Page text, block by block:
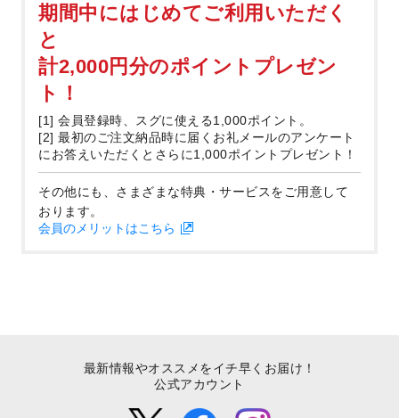
期間中にはじめてご利用いただく
と
計2,000円分のポイントプレゼン
ト！
[1] 会員登録時、スグに使える1,000ポイント。
[2] 最初のご注文納品時に届くお礼メールのアンケート
にお答えいただくとさらに1,000ポイントプレゼント！
その他にも、さまざまな特典・サービスをご用意して
おります。
会員のメリットはこちら
最新情報やオススメをイチ早くお届け！
公式アカウント